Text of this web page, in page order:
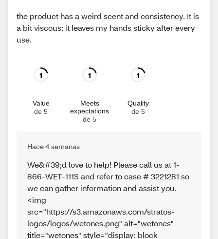
the product has a weird scent and consistency. It is
a bit viscous; it leaves my hands sticky after every
use.
1
Value
de 5
1
Meets
expectations
de 5
1
Quality
de 5
Hace 4 semanas
We&#39;d love to help! Please call us at 1-
866-WET-111S and refer to case # 3221281 so
we can gather information and assist you.
<img
src="https://s3.amazonaws.com/stratos-
logos/logos/wetones.png" alt="wetones"
title="wetones" style="display: block